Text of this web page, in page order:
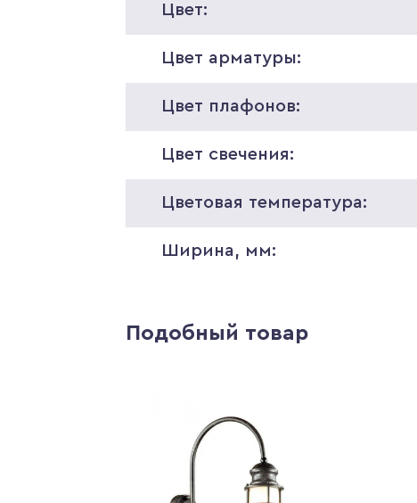
Цвет:
Цвет арматуры:
Цвет плафонов:
Цвет свечения:
Цветовая температура:
Ширина, мм:
Подобный товар